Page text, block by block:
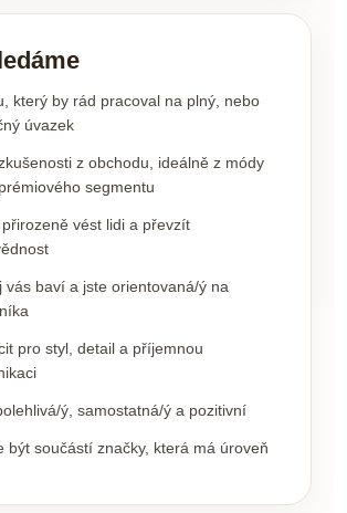
který by rád pracoval na plný, nebo
úvazek
z obchodu, ideálně z módy
segmentu
vést lidi a převzít
vás baví a jste orientovaná/ý na
pro styl, detail a příjemnou
ý, samostatná/ý a pozitivní
být součástí značky, která má úroveň